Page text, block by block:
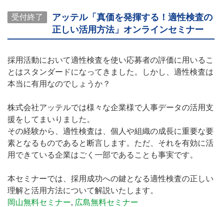
受付終了
アッテル「真価を発揮する！適性検査の
正しい活用方法」オンラインセミナー
採用活動において適性検査を使い応募者の評価に用いるこ
とはスタンダードになってきました。しかし、適性検査は
本当に有用なのでしょうか？
株式会社アッテルでは様々な企業様で人事データの活用支
援をしてまいりました。
その経験から、適性検査は、個人や組織の成長に重要な要
素となるものであると断言します。ただ、それを有効に活
用できている企業はごく一部であることも事実です。
本セミナーでは、採用成功への鍵となる適性検査の正しい
理解と活用方法について解説いたします。
岡山無料セミナー, 広島無料セミナー